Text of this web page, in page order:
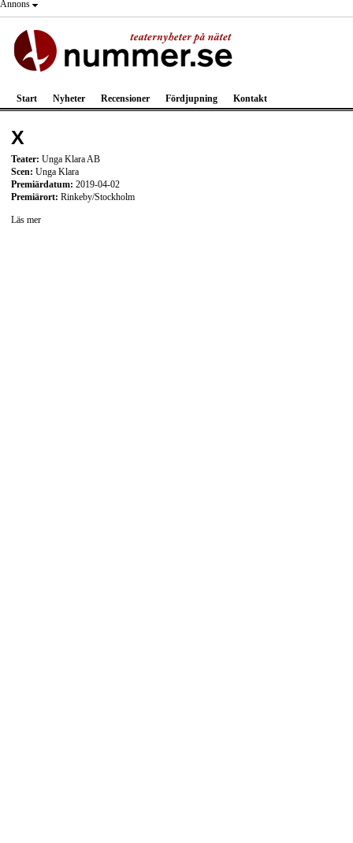
Annons
Start Nyheter Recensioner Fördjupning Kontakt
X
Teater: Unga Klara AB
Scen: Unga Klara
Premiärdatum: 2019-04-02
Premiärort: Rinkeby/Stockholm
Läs mer